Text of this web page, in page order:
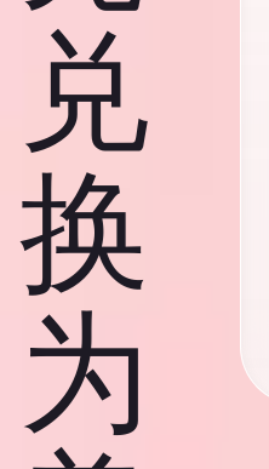
兑
换
为